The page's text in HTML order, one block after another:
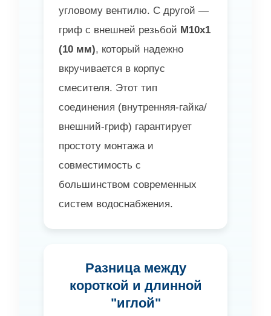
угловому вентилю. С другой —
гриф с внешней резьбой M10x1
(10 мм), который надежно
вкручивается в корпус
смесителя. Этот тип
соединения (внутренняя-гайка/
внешний-гриф) гарантирует
простоту монтажа и
совместимость с
большинством современных
систем водоснабжения.
Разница между
короткой и длинной
"иглой"